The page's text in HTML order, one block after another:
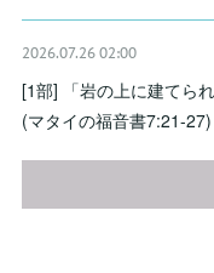
2026.07.26 02:00
[1部] 「岩の上に建てら
(マタイの福音書7:21-27)